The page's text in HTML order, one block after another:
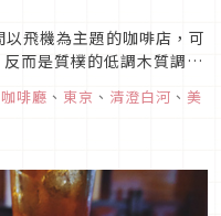
飛機為主題的咖啡店，可
而是質樸的低調木質調店
，就連端上來的咖啡上，
咖啡廳 、 東京 、 清澄白河 、 美